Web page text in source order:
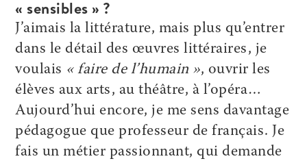
« sensibles » ?
J’aimais la littérature, mais plus qu’entrer
dans le détail des œuvres littéraires, je
voulais « faire de l’humain », ouvrir les
élèves aux arts, au théâtre, à l’opéra…
Aujourd’hui encore, je me sens davantage
pédagogue que professeur de français. Je
fais un métier passionnant, qui demande